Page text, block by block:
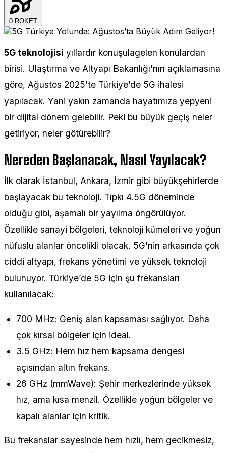
0 ROKET
5G teknolojisi yıllardır konuşulagelen konulardan
birisi. Ulaştırma ve Altyapı Bakanlığı'nın açıklamasına
göre, Ağustos 2025’te Türkiye’de 5G ihalesi
yapılacak. Yani yakın zamanda hayatımıza yepyeni
bir dijital dönem gelebilir. Peki bu büyük geçiş neler
getiriyor, neler götürebilir?
Nereden Başlanacak, Nasıl Yayılacak?
İlk olarak İstanbul, Ankara, İzmir gibi büyükşehirlerde
başlayacak bu teknoloji. Tıpkı 4.5G döneminde
olduğu gibi, aşamalı bir yayılma öngörülüyor.
Özellikle sanayi bölgeleri, teknoloji kümeleri ve yoğun
nüfuslu alanlar öncelikli olacak. 5G'nin arkasında çok
ciddi altyapı, frekans yönetimi ve yüksek teknoloji
bulunuyor. Türkiye’de 5G için şu frekansları
kullanılacak:
700 MHz: Geniş alan kapsaması sağlıyor. Daha
çok kırsal bölgeler için ideal.
3.5 GHz: Hem hız hem kapsama dengesi
açısından altın frekans.
26 GHz (mmWave): Şehir merkezlerinde yüksek
hız, ama kısa menzil. Özellikle yoğun bölgeler ve
kapalı alanlar için kritik.
Bu frekanslar sayesinde hem hızlı, hem gecikmesiz,